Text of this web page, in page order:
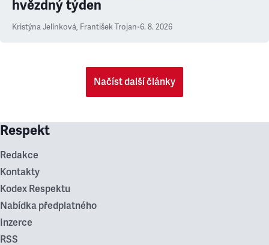
hvězdný týden
Kristýna Jelínková, František Trojan•6. 8. 2026
Načíst další články
Respekt
Redakce
Kontakty
Kodex Respektu
Nabídka předplatného
Inzerce
RSS